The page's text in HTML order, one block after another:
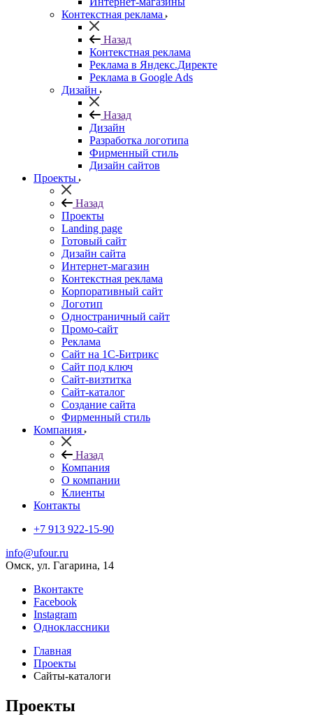
Контекстная реклама
Назад
Контекстная реклама
Реклама в Яндекс.Директе
Реклама в Google Ads
Дизайн
Назад
Дизайн
Разработка логотипа
Фирменный стиль
Дизайн сайтов
Проекты
Назад
Проекты
Landing page
Готовый сайт
Дизайн сайта
Интернет-магазин
Контекстная реклама
Корпоративный сайт
Логотип
Одностраничный сайт
Промо-сайт
Реклама
Сайт на 1С-Битрикс
Сайт под ключ
Сайт-визтитка
Сайт-каталог
Создание сайта
Фирменный стиль
Компания
Назад
Компания
О компании
Клиенты
Контакты
+7 913 922-15-90
info@ufour.ru
Омск, ул. Гагарина, 14
Вконтакте
Facebook
Instagram
Одноклассники
Главная
Проекты
Сайты-каталоги
Проекты